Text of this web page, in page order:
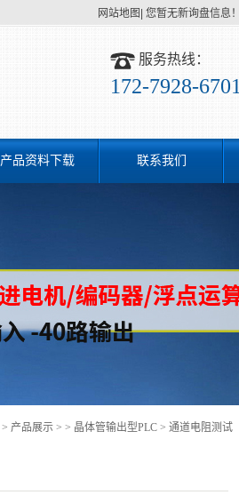
网站地图 您暂无新询盘信息！
服务热线：
172-7928-6701
产品资料下载 联系我们
> 产品展示 > > 晶体管输出型PLC > 通道电阻测试